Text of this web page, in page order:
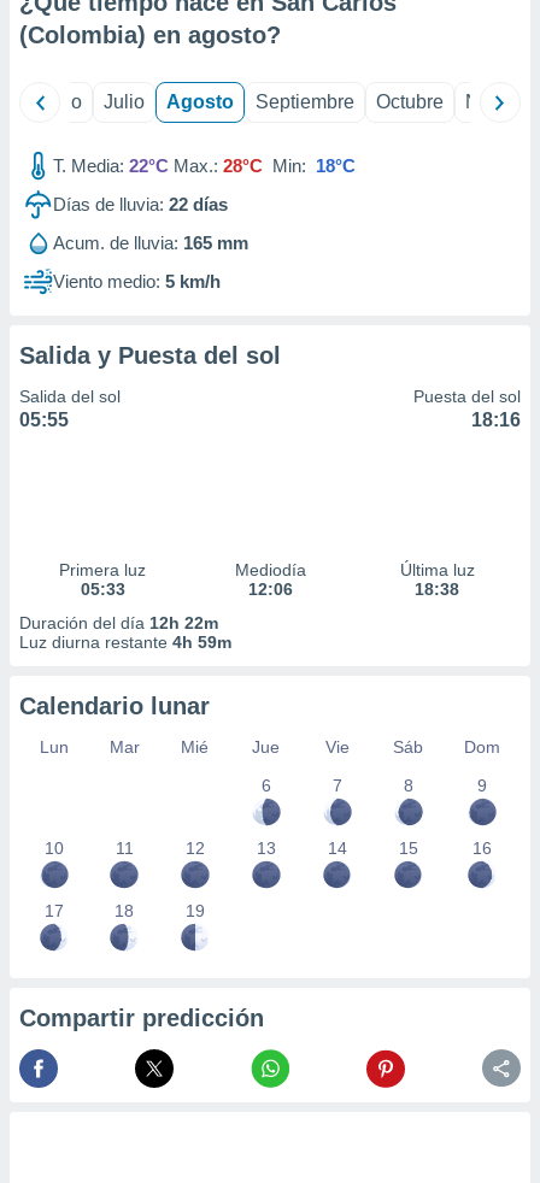
e
publicidad
publicidad
de
(Colombia) en agosto?
Junio Julio Agosto Septiembre Octubre
T. Media: 22°C Max.: 28°C Min: 18°C
Días de lluvia: 22 días
Acum. de lluvia: 165 mm
Viento medio: 5 km/h
Salida y Puesta del sol
Salida del sol
05:55
Puesta del sol
18:16
Primera luz
05:33
Mediodía
12:06
Última luz
18:38
Duración del día 12h 22m
Luz diurna restante 4h 59m
Calendario lunar
Lun Mar Mié Jue Vie Sáb
Dom
6
7 8 9
10 11 12 13 14 15 16
17 18 19
Compartir predicción